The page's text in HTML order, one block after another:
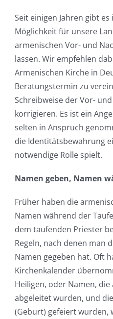
Seit einigen Jahren gibt
Möglichkeit für unsere
armenischen Vor- und
lassen. Wir empfehlen
Armenischen Kirche in
Beratungstermin zu
Schreibweise der Vor-
korrigieren. Es ist ein
selten in Anspruch
die Identitätsbewahrung
notwendige Rolle spielt.
Namen geben, Namen
Früher haben die
Namen während der
dem taufenden Priester
Regeln, nach denen man
Namen gegeben hat. Oft
Kirchenkalender
Heiligen, oder Namen,
abgeleitet wurden, und
(Geburt) gefeiert wurden,